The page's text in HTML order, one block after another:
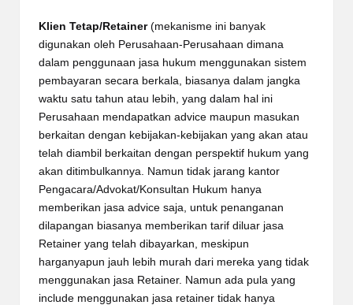
Klien Tetap/Retainer(mekanisme ini banyak
digunakan oleh Perusahaan-Perusahaan dimana
dalam penggunaan jasa hukum menggunakan sistem
pembayaran secara berkala, biasanya dalam jangka
waktu satu tahun atau lebih, yang dalam hal ini
Perusahaan mendapatkan advice maupun masukan
berkaitan dengan kebijakan-kebijakan yang akan atau
telah diambil berkaitan dengan perspektif hukum yang
akan ditimbulkannya. Namun tidak jarang kantor
Pengacara/Advokat/Konsultan Hukum hanya
memberikan jasa advice saja, untuk penanganan
dilapangan biasanya memberikan tarif diluar jasa
Retainer yang telah dibayarkan, meskipun
harganyapun jauh lebih murah dari mereka yang tidak
menggunakan jasa Retainer. Namun ada pula yang
include menggunakan jasa retainer tidak hanya